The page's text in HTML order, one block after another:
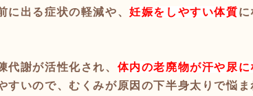
に出る症状の軽減や、妊娠をしやすい体質
代謝が活性化され、 体内の老廃物が汗や尿
すいので、むくみが原因の下半身太りで悩